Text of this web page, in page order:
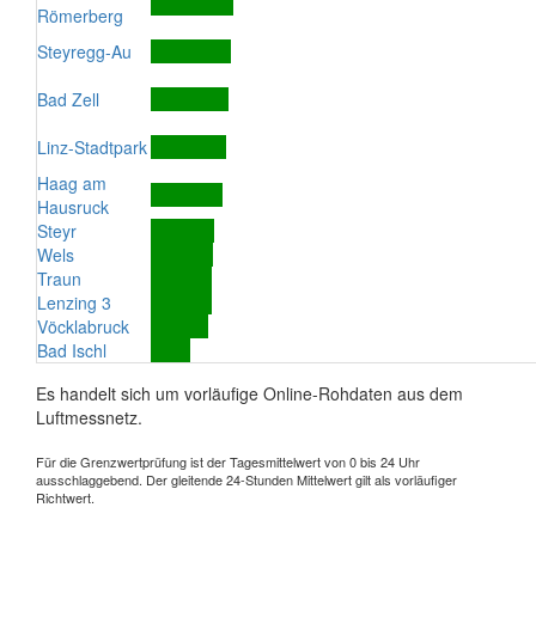
Römerberg
Steyregg-Au
Bad Zell
Linz-Stadtpark
Haag am
Hausruck
Steyr
Wels
Traun
Lenzing 3
Vöcklabruck
Bad Ischl
Es handelt sich um vorläufige Online-Rohdaten aus dem
Luftmessnetz.
Für die Grenzwertprüfung ist der Tagesmittelwert von 0 bis 24 Uhr
ausschlaggebend. Der gleitende 24-Stunden Mittelwert gilt als vorläufiger
Richtwert.